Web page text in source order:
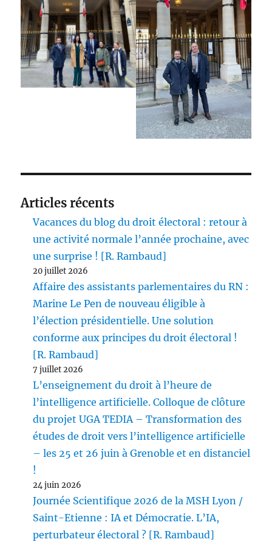
Articles récents
Vacances du blog du droit électoral : retour à
une activité normale l’année prochaine, avec
une surprise ! [R. Rambaud]
20 juillet 2026
Affaire des assistants parlementaires du RN :
Marine Le Pen de nouveau éligible à
l’élection présidentielle. Une solution
conforme aux principes du droit électoral !
[R. Rambaud]
7 juillet 2026
L’enseignement du droit à l’heure de
l’intelligence artificielle. Colloque de clôture
du projet UGA TEDIA – Transformation des
études de droit vers l’intelligence artificielle
– les 25 et 26 juin à Grenoble et en distanciel
!
24 juin 2026
Journée Scientifique 2026 de la MSH Lyon /
Saint-Etienne : IA et Démocratie. L’IA,
perturbateur électoral ? [R. Rambaud]